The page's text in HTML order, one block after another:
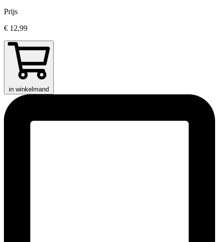
Prijs
€ 12,99
in winkelmand